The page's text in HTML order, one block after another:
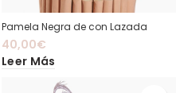
Pamela Negra de con Lazada
40,00€
Leer Más